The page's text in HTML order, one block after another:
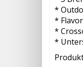
*
*
*
*